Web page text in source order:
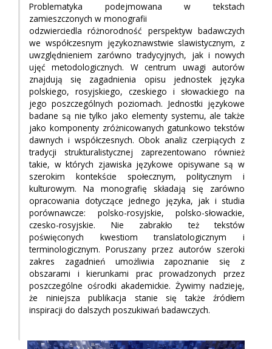
Problematyka podejmowana w tekstach
zamieszczonych w monografii
odzwierciedla różnorodność perspektyw badawczych
we współczesnym językoznawstwie slawistycznym, z
uwzględnieniem zarówno tradycyjnych, jak i nowych
ujęć metodologicznych. W centrum uwagi autorów
znajdują się zagadnienia opisu jednostek języka
polskiego, rosyjskiego, czeskiego i słowackiego na
jego poszczególnych poziomach. Jednostki językowe
badane są nie tylko jako elementy systemu, ale także
jako komponenty zróżnicowanych gatunkowo tekstów
dawnych i współczesnych. Obok analiz czerpiących z
tradycji strukturalistycznej zaprezentowano również
takie, w których zjawiska językowe opisywane są w
szerokim kontekście społecznym, politycznym i
kulturowym. Na monografię składają się zarówno
opracowania dotyczące jednego języka, jak i studia
porównawcze: polsko-rosyjskie, polsko-słowackie,
czesko-rosyjskie. Nie zabrakło też tekstów
poświęconych kwestiom translatologicznym i
terminologicznym. Poruszany przez autorów szeroki
zakres zagadnień umożliwia zapoznanie się z
obszarami i kierunkami prac prowadzonych przez
poszczególne ośrodki akademickie. Żywimy nadzieję,
że niniejsza publikacja stanie się także źródłem
inspiracji do dalszych poszukiwań badawczych.